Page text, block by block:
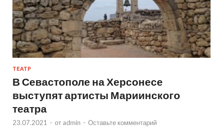
ТЕАТР
В Севастополе на Херсонесе
выступят артисты Мариинского
театра
23.07.2021 - от admin - Оставьте комментарий